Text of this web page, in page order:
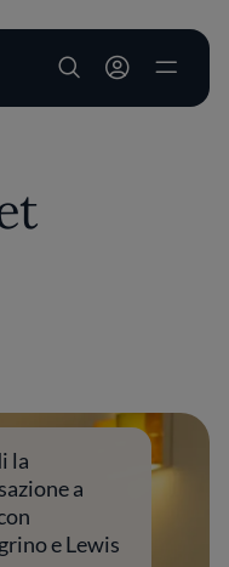
User account
la
a
e Lewis